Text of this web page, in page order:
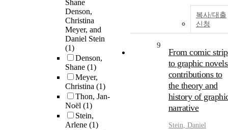
Shane
Denson,
Christina
Meyer, and
Daniel Stein
(1)
Denson,
Shane (1)
Meyer,
Christina (1)
Thon, Jan-
Noël (1)
Stein,
Arlene (1)
복사/대출
신청
9
From comic
to graphic
contributions to
the theory and
history of
narrative
Stein, Daniel